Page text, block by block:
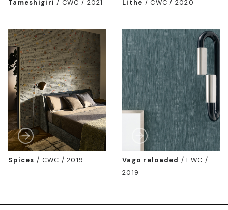
Tameshigiri / CWC / 2021 Lithe /CWC / 2020
Spices / CWC / 2019 Vago reloaded /EWC /
2019